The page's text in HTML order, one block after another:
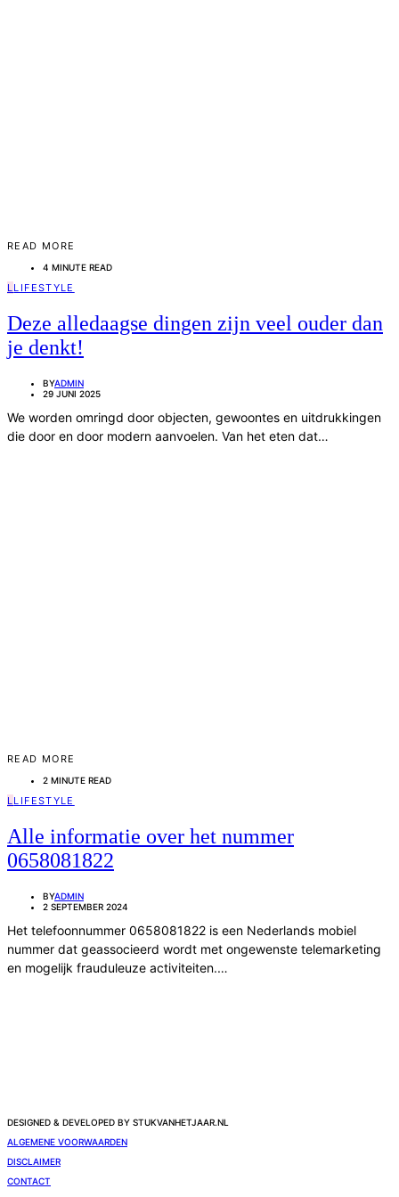
READ MORE
4 MINUTE READ
LLIFESTYLE
Deze alledaagse dingen zijn veel ouder dan
je denkt!
BYADMIN
29 JUNI 2025
We worden omringd door objecten, gewoontes en uitdrukkingen
die door en door modern aanvoelen. Van het eten dat…
READ MORE
2 MINUTE READ
LLIFESTYLE
Alle informatie over het nummer
0658081822
BYADMIN
2 SEPTEMBER 2024
Het telefoonnummer 0658081822 is een Nederlands mobiel
nummer dat geassocieerd wordt met ongewenste telemarketing
en mogelijk frauduleuze activiteiten.…
DESIGNED & DEVELOPED BY STUKVANHETJAAR.NL
ALGEMENE VOORWAARDEN
DISCLAIMER
CONTACT